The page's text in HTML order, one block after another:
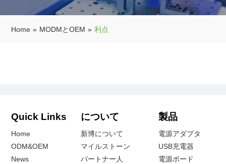
Home » MODMとOEM » 利点
Quick Links
Home
ODM&OEM
News
について
新博について
マイルストーン
パートナー人
製品
電源アダプタ
USB充電器
電源ボード